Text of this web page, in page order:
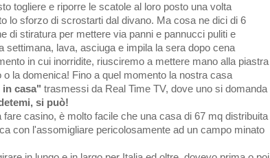
togliere e riporre le scatole al loro posto una volta
lo sforzo di scrostarti dal divano. Ma cosa ne dici di 6
di stiratura per mettere via panni e pannucci puliti e
settimana, lava, asciuga e impila la sera dopo cena
in cui inorridite, riusciremo a mettere mano alla piastra
la domenica! Fino a quel momento la nostra casa
casa" trasmessi da Real Time TV, dove uno si domanda
si può!
casino, è molto facile che una casa di 67 mq distribuita
con l'assomigliare pericolosamente ad un campo minato